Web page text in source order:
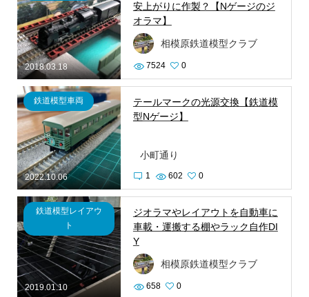
2018.03.18
安上がりに作製？【Nゲージのジ
オラマ】
相模原鉄道模型クラブ
7524 0
2022.10.06
鉄道模型車両
テールマークの光源交換【鉄道模
型Nゲージ】
小町通り
1 602 0
2019.01.10
鉄道模型レイアウ
ト
ジオラマやレイアウトを自動車に
車載・運搬する棚やラック自作DI
Y
相模原鉄道模型クラブ
658 0